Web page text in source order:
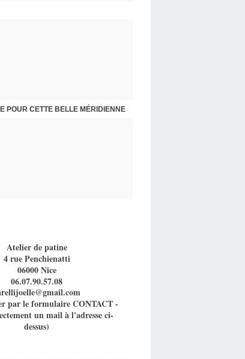
POUR CETTE BELLE MÉRIDIENNE
ET FAUTEUIL PAR SPÉCIALISTE
Atelier de patine
4 rue Penchienatti
06000 Nice
06.07.90.57.08
par le formulaire CONTACT -
un mail à l'adresse ci-
dessus)